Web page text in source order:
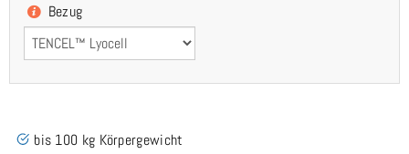
Bezug
bis 100 kg Körpergewicht